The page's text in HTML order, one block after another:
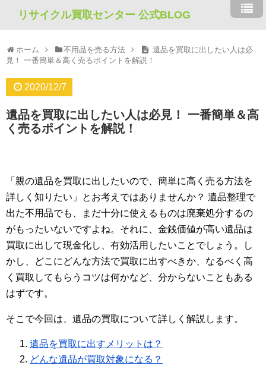
リサイクル買取センター 公式BLOG
ホーム 不用品を売る方法
遺品を買取に出したい人は必
見！ 一番簡単＆高く売るポイントを解説！
2020/12/7
遺品を買取に出したい人は必見！ 一番簡単＆高
く売るポイントを解説！
「親の遺品を買取に出したいので、簡単に高く売る方法を
詳しく知りたい」とお考えではありませんか？ 遺品整理で
出た不用品でも、まだ十分に使えるものは廃棄処分するの
がもったいないですよね。それに、金銭価値が高い遺品は
買取に出して現金化し、有効活用したいことでしょう。し
かし、どこにどんな方法で買取に出すべきか、なるべく高
く買取してもらうコツは何かなど、分からないこともある
はずです。
そこで今回は、遺品の買取について詳しく解説します。
遺品を買取に出すメリットは？
どんな遺品が買取対象になる？